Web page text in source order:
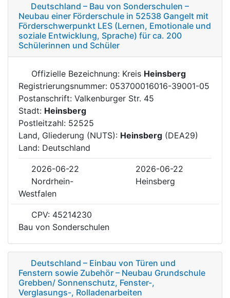
Deutschland – Bau von Sonderschulen –
Neubau einer Förderschule in 52538 Gangelt mit
Förderschwerpunkt LES (Lernen, Emotionale und
soziale Entwicklung, Sprache) für ca. 200
Schülerinnen und Schüler
Offizielle Bezeichnung: Kreis Heinsberg
Registrierungsnummer: 053700016016-39001-05
Postanschrift: Valkenburger Str. 45
Stadt: Heinsberg
Postleitzahl: 52525
Land, Gliederung (NUTS): Heinsberg (DEA29)
Land: Deutschland
2026-06-22
2026-06-22
Nordrhein-
Westfalen
Heinsberg
CPV: 45214230
Bau von Sonderschulen
Deutschland – Einbau von Türen und
Fenstern sowie Zubehör – Neubau Grundschule
Grebben/ Sonnenschutz, Fenster-,
Verglasungs-, Rolladenarbeiten